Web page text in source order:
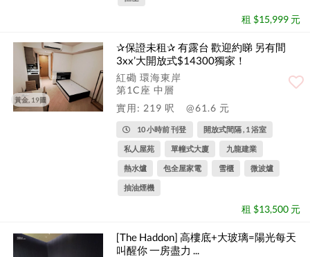
租 $15,999 元
黃金, 19圖
✰保證未租✰ 有露台 歡迎約睇 另有間
3xx’大開放式$14300獨家！
紅磡 環海東岸
第1C座 中層
實用: 219 呎
@61.6 元
10 小時前 刊登 開放式間隔 , 1 浴室
私人屋苑 單幢式大廈 九龍建業
熱水爐 包全屋家電 雪櫃 微波爐
抽油煙機
租 $13,500 元
[The Haddon] 高樓底+大玻璃=陽光每天
叫醒你 一房盡力 ...